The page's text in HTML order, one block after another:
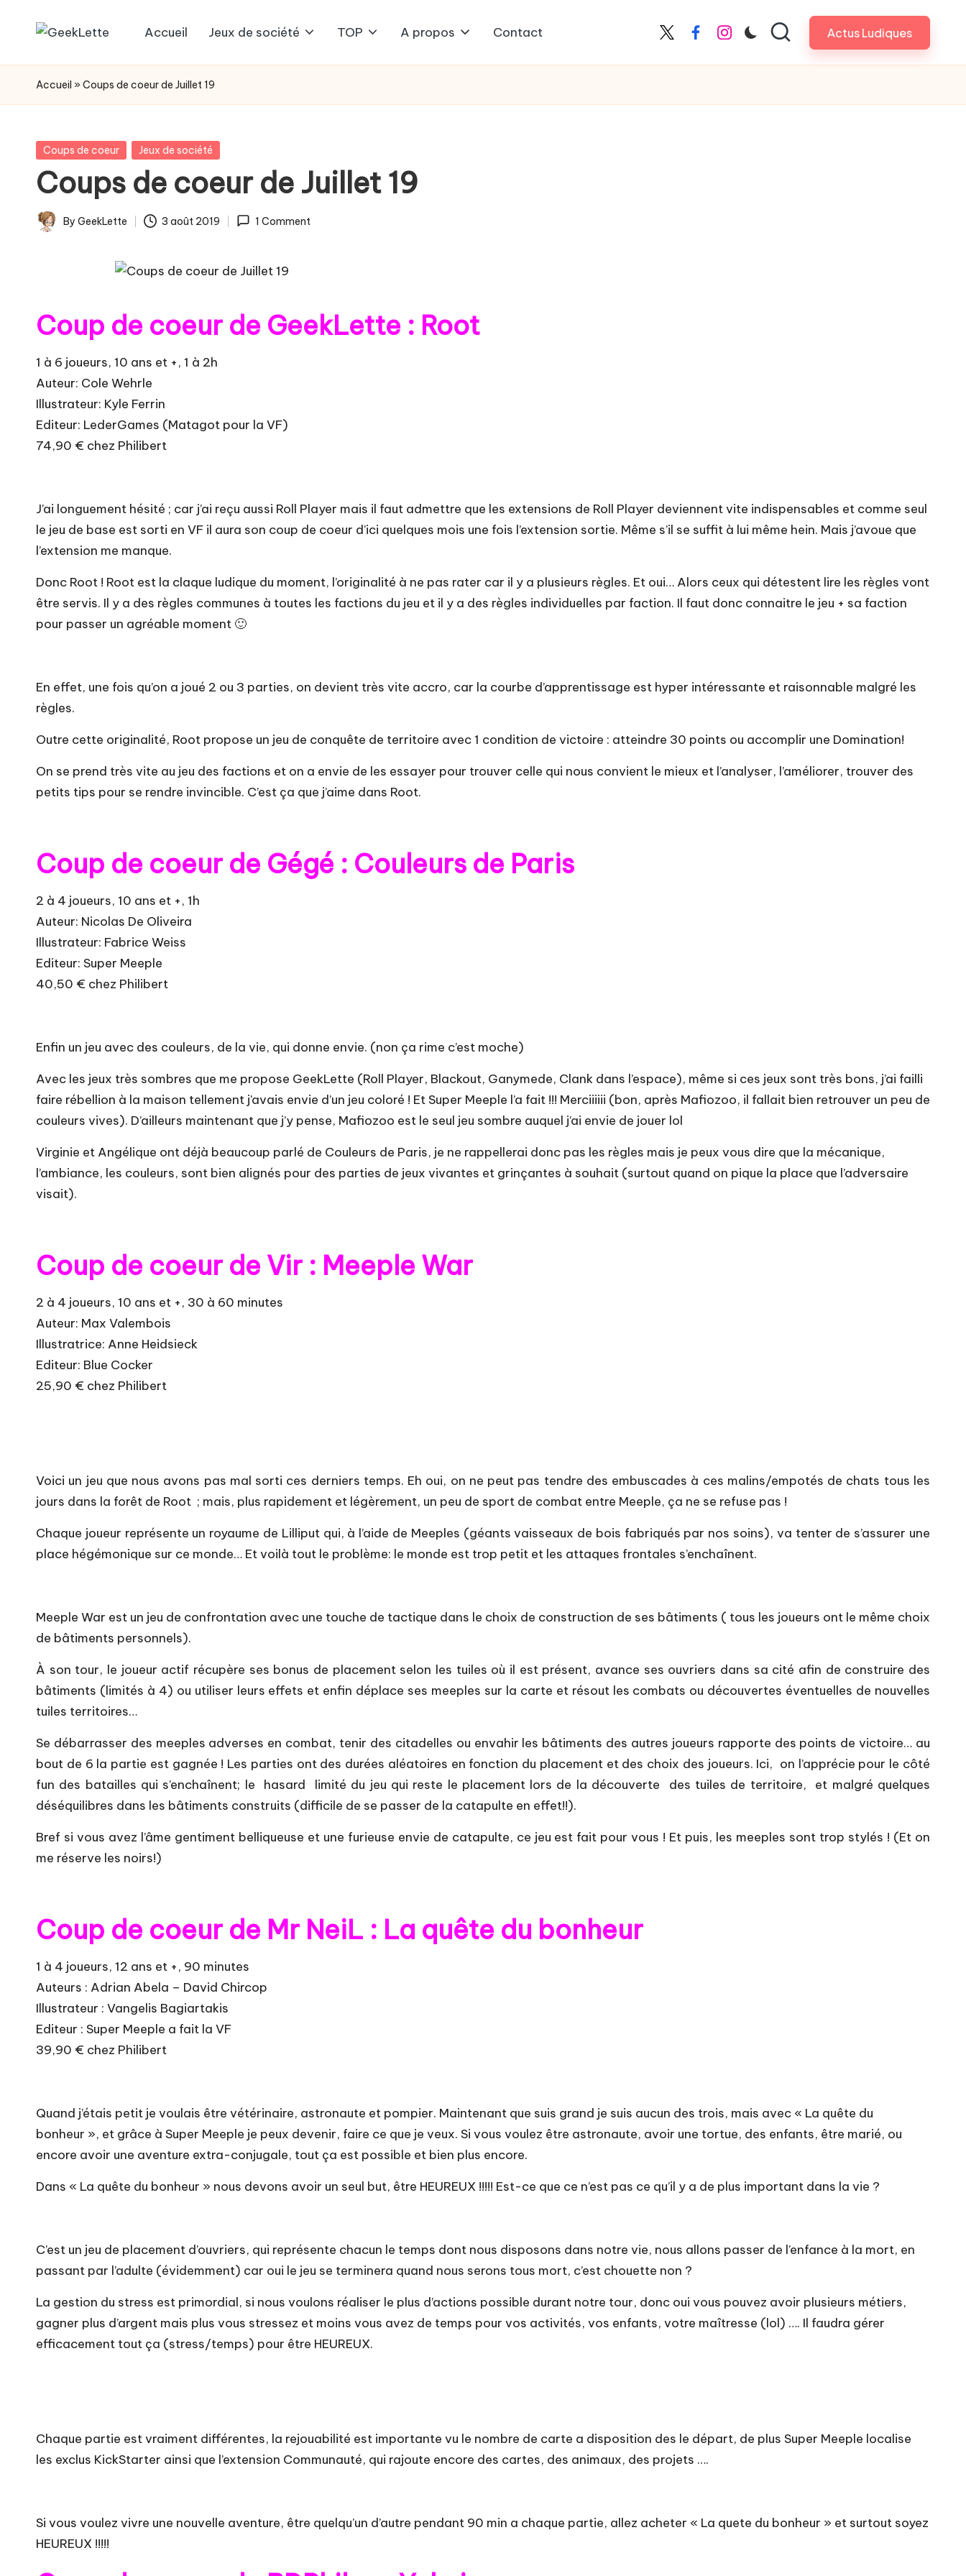
content
G
e
k
L
e
e
sur
de
société
Accueil Jeux de société TOP A propos Contact X FacebookInstagram Actus Ludiques
Accueil » Coups de coeur de Juillet 19
Posted
Coups de coeur Jeux de société
Coups de coeur de Juillet 19
Posted
By GeekLette 3 août 2019 1 Comment
Coup de coeur de GeekLette : Root
1 à 6 joueurs, 10 ans et +, 1 à 2h
Auteur: Cole Wehrle
Illustrateur: Kyle Ferrin
Editeur: LederGames (Matagot pour la VF)
74,90 € chez Philibert
J’ai longuement hésité ; car j’ai reçu aussi Roll Player mais il faut admettre que les extensions de Roll Player deviennent vite indispensables et comme seul
le jeu de base est sorti en VF il aura son coup de coeur d’ici quelques mois une fois l’extension sortie. Même s’il se suffit à lui même hein. Mais j’avoue que
l’extension me manque.
Donc Root ! Root est la claque ludique du moment, l’originalité à ne pas rater car il y a plusieurs règles. Et oui… Alors ceux qui détestent lire les règles vont
être servis. Il y a des règles communes à toutes les factions du jeu et il y a des règles individuelles par faction. Il faut donc connaitre le jeu + sa faction
pour passer un agréable moment 🙂
En effet, une fois qu’on a joué 2 ou 3 parties, on devient très vite accro, car la courbe d’apprentissage est hyper intéressante et raisonnable malgré les
règles.
Outre cette originalité, Root propose un jeu de conquête de territoire avec 1 condition de victoire : atteindre 30 points ou accomplir une Domination!
On se prend très vite au jeu des factions et on a envie de les essayer pour trouver celle qui nous convient le mieux et l’analyser, l’améliorer, trouver des
petits tips pour se rendre invincible. C’est ça que j’aime dans Root.
Coup de coeur de Gégé : Couleurs de Paris
2 à 4 joueurs, 10 ans et +, 1h
Auteur: Nicolas De Oliveira
Illustrateur: Fabrice Weiss
Editeur: Super Meeple
40,50 € chez Philibert
Enfin un jeu avec des couleurs, de la vie, qui donne envie. (non ça rime c’est moche)
Avec les jeux très sombres que me propose GeekLette (Roll Player, Blackout, Ganymede, Clank dans l’espace), même si ces jeux sont très bons, j’ai failli
faire rébellion à la maison tellement j’avais envie d’un jeu coloré ! Et Super Meeple l’a fait !!! Merciiiiii (bon, après Mafiozoo, il fallait bien retrouver un peu de
couleurs vives). D’ailleurs maintenant que j’y pense, Mafiozoo est le seul jeu sombre auquel j’ai envie de jouer lol
Virginie et Angélique ont déjà beaucoup parlé de Couleurs de Paris, je ne rappellerai donc pas les règles mais je peux vous dire que la mécanique,
l’ambiance, les couleurs, sont bien alignés pour des parties de jeux vivantes et grinçantes à souhait (surtout quand on pique la place que l’adversaire
visait).
Coup de coeur de Vir : Meeple War
2 à 4 joueurs, 10 ans et +, 30 à 60 minutes
Auteur: Max Valembois
Illustratrice: Anne Heidsieck
Editeur: Blue Cocker
25,90 € chez Philibert
Voici un jeu que nous avons pas mal sorti ces derniers temps. Eh oui, on ne peut pas tendre des embuscades à ces malins/empotés de chats tous les
jours dans la forêt de Root ; mais, plus rapidement et légèrement, un peu de sport de combat entre Meeple, ça ne se refuse pas !
Chaque joueur représente un royaume de Lilliput qui, à l’aide de Meeples (géants vaisseaux de bois fabriqués par nos soins), va tenter de s’assurer une
place hégémonique sur ce monde… Et voilà tout le problème: le monde est trop petit et les attaques frontales s’enchaînent.
Meeple War est un jeu de confrontation avec une touche de tactique dans le choix de construction de ses bâtiments ( tous les joueurs ont le même choix
de bâtiments personnels).
À son tour, le joueur actif récupère ses bonus de placement selon les tuiles où il est présent, avance ses ouvriers dans sa cité afin de construire des
bâtiments (limités à 4) ou utiliser leurs effets et enfin déplace ses meeples sur la carte et résout les combats ou découvertes éventuelles de nouvelles
tuiles territoires…
Se débarrasser des meeples adverses en combat, tenir des citadelles ou envahir les bâtiments des autres joueurs rapporte des points de victoire… au
bout de 6 la partie est gagnée ! Les parties ont des durées aléatoires en fonction du placement et des choix des joueurs. Ici, on l’apprécie pour le côté
fun des batailles qui s’enchaînent; le hasard limité du jeu qui reste le placement lors de la découverte des tuiles de territoire, et malgré quelques
déséquilibres dans les bâtiments construits (difficile de se passer de la catapulte en effet!!).
Bref si vous avez l’âme gentiment belliqueuse et une furieuse envie de catapulte, ce jeu est fait pour vous ! Et puis, les meeples sont trop stylés ! (Et on
me réserve les noirs!)
Coup de coeur de Mr NeiL : La quête du bonheur
1 à 4 joueurs, 12 ans et +, 90 minutes
Auteurs : Adrian Abela – David Chircop
Illustrateur : Vangelis Bagiartakis
Editeur : Super Meeple a fait la VF
39,90 € chez Philibert
Quand j’étais petit je voulais être vétérinaire, astronaute et pompier. Maintenant que suis grand je suis aucun des trois, mais avec « La quête du
bonheur », et grâce à Super Meeple je peux devenir, faire ce que je veux. Si vous voulez être astronaute, avoir une tortue, des enfants, être marié, ou
encore avoir une aventure extra-conjugale, tout ça est possible et bien plus encore.
Dans « La quête du bonheur » nous devons avoir un seul but, être HEUREUX !!!!! Est-ce que ce n’est pas ce qu’il y a de plus important dans la vie ?
C’est un jeu de placement d’ouvriers, qui représente chacun le temps dont nous disposons dans notre vie, nous allons passer de l’enfance à la mort, en
passant par l’adulte (évidemment) car oui le jeu se terminera quand nous serons tous mort, c’est chouette non ?
La gestion du stress est primordial, si nous voulons réaliser le plus d’actions possible durant notre tour, donc oui vous pouvez avoir plusieurs métiers,
gagner plus d’argent mais plus vous stressez et moins vous avez de temps pour vos activités, vos enfants, votre maîtresse (lol) …. Il faudra gérer
efficacement tout ça (stress/temps) pour être HEUREUX.
Chaque partie est vraiment différentes, la rejouabilité est importante vu le nombre de carte a disposition des le départ, de plus Super Meeple localise
les exclus KickStarter ainsi que l’extension Communauté, qui rajoute encore des cartes, des animaux, des projets ….
Si vous voulez vivre une nouvelle aventure, être quelqu’un d’autre pendant 90 min a chaque partie, allez acheter « La quete du bonheur » et surtout soyez
HEUREUX !!!!!